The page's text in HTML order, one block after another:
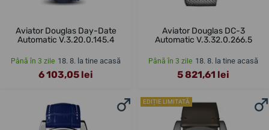
Aviator Douglas Day-Date
Automatic V.3.20.0.145.4
Până în 3 zile 18. 8. la tine acasă
6 103,05 lei
Aviator Douglas DC-3
Automatic V.3.32.0.266.5
Până în 3 zile 18. 8. la tine acasă
5 821,61 lei
EDIȚIE LIMITATĂ